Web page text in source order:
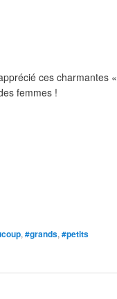
ces charmantes
femmes !
, #grands, #petits